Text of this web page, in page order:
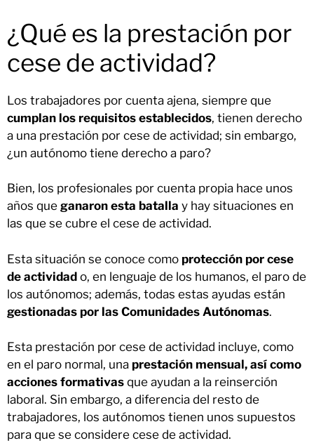
¿Qué es la prestación por
cese de actividad?
Los trabajadores por cuenta ajena, siempre que
cumplan los requisitos establecidos, tienen derecho
a una prestación por cese de actividad; sin embargo,
¿un autónomo tiene derecho a paro?
Bien, los profesionales por cuenta propia hace unos
años que ganaron esta batalla y hay situaciones en
las que se cubre el cese de actividad.
Esta situación se conoce como protección por cese
de actividad o, en lenguaje de los humanos, el paro de
los autónomos; además, todas estas ayudas están
gestionadas por las Comunidades Autónomas.
Esta prestación por cese de actividad incluye, como
en el paro normal, una prestación mensual, así como
acciones formativas que ayudan a la reinserción
laboral. Sin embargo, a diferencia del resto de
trabajadores, los autónomos tienen unos supuestos
para que se considere cese de actividad.